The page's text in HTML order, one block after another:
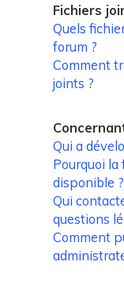
Fichiers
Quels
forum ?
Comment
joints ?
Qui a
Pourquoi la
disponible ?
Qui
questions
Comment